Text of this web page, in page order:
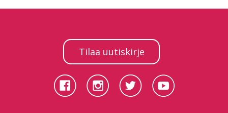
Tilaa uutiskirje